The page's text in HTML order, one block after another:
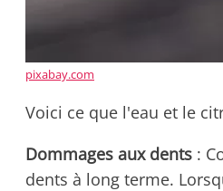
pixabay.com
Voici ce que l'eau et le
Dommages aux dents :
dents à long terme.